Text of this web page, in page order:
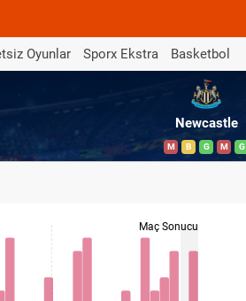
Oyunlar Sporx Ekstra Basketbol
Newcastle
M B G M G
Maç Sonucu